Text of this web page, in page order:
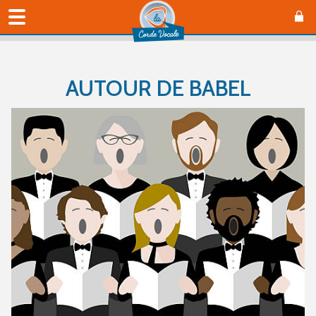
AUTOUR DE BABEL